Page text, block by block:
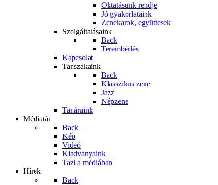
Oktatásunk rendje
Jó gyakorlataink
Zenekarok, együttesek
Szolgáltatásaink
Back
Terembérlés
Kapcsolat
Tanszakaink
Back
Klasszikus zene
Jazz
Népzene
Tanáraink
Médiatár
Back
Kép
Videó
Kiadványaink
Tazi a médiában
Hírek
Back